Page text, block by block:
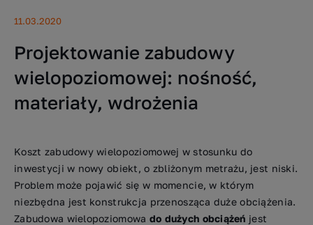
11.03.2020
Projektowanie zabudowy
wielopoziomowej: nośność,
materiały, wdrożenia
Koszt zabudowy wielopoziomowej w stosunku do
inwestycji w nowy obiekt, o zbliżonym metrażu, jest niski.
Problem może pojawić się w momencie, w którym
niezbędna jest konstrukcja przenosząca duże obciążenia.
Zabudowa wielopoziomowa do dużych obciążeń jest